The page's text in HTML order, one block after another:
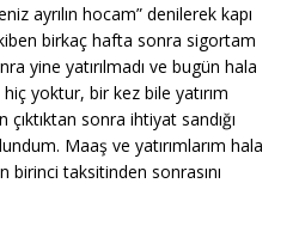
ayrılın hocam” denilerek kapı
birkaç hafta sonra sigortam
yine yatırılmadı ve bugün hala
yoktur, bir kez bile yatırım
çıktıktan sonra ihtiyat sandığı
Maaş ve yatırımlarım hala
birinci taksitinden sonrasını